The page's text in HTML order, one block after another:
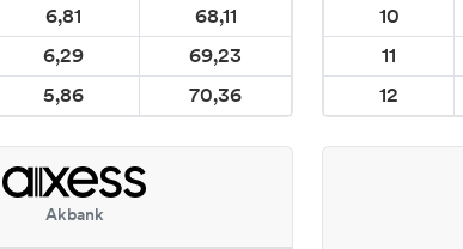
6,81
68,11
6,29
69,23
5,86 70,36
10
11
12
Akbank